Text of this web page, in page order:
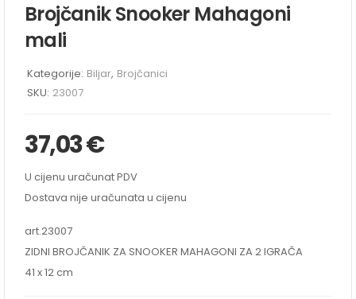
Brojčanik Snooker Mahagoni
mali
Kategorije: Biljar, Brojčanici
SKU: 23007
37,03€
U cijenu uračunat PDV
Dostava nije uračunata u cijenu
art.23007
ZIDNI BROJČANIK ZA SNOOKER MAHAGONI ZA 2 IGRAČA
41 x 12 cm